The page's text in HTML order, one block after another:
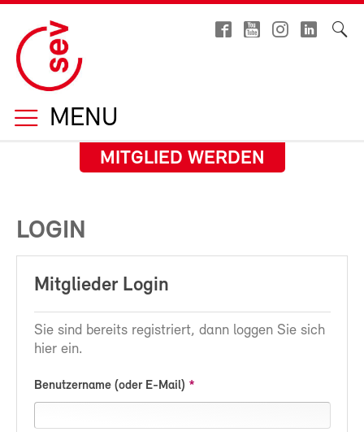
MENU
MITGLIED WERDEN
LOGIN
Mitglieder Login
Sie sind bereits registriert, dann loggen Sie sich
hier ein.
Benutzername (oder E-Mail)